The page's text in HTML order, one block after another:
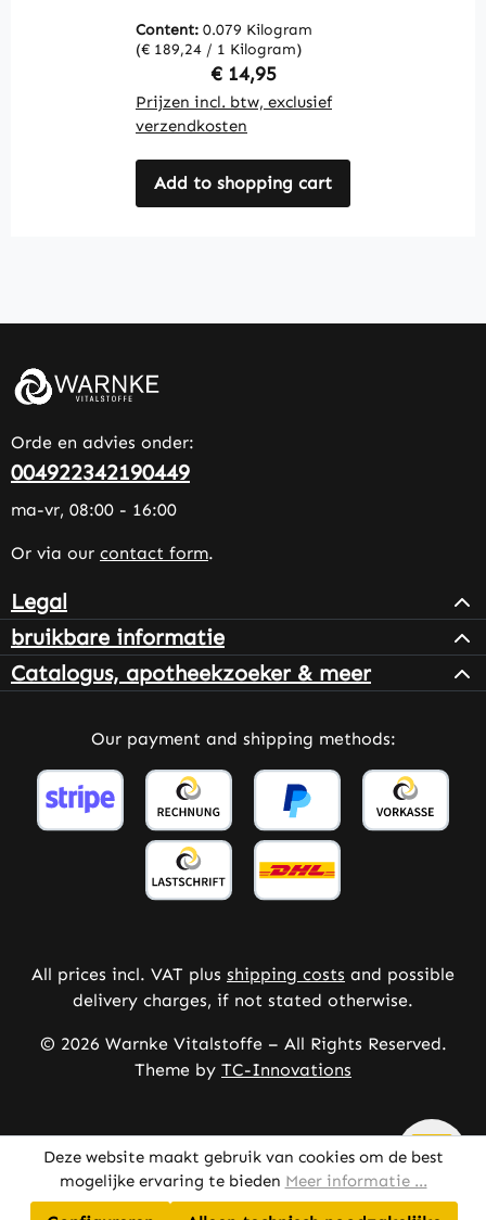
Content: 0.079 Kilogram
(€ 189,24 / 1 Kilogram)
Regular price:
€ 14,95
Prijzen incl. btw, exclusief
verzendkosten
Add to shopping cart
Orde en advies onder:
004922342190449
ma-vr, 08:00 - 16:00
Or via our contact form.
Legal
bruikbare informatie
Catalogus, apotheekzoeker & meer
Our payment and shipping methods:
All prices incl. VAT plus shipping costs and possible
delivery charges, if not stated otherwise.
© 2026 Warnke Vitalstoffe – All Rights Reserved.
Theme by TC-Innovations
Deze website maakt gebruik van cookies om de best
mogelijke ervaring te bieden Meer informatie ...